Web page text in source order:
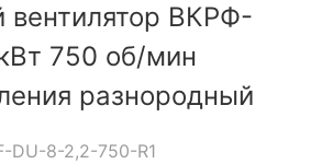
ВКРФ-
750 об/мин
разнородный
DU-8-2,2-750-R1